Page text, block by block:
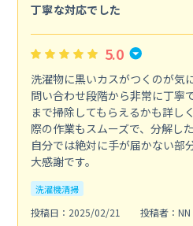
丁寧な対応でした
5.0
洗濯物に黒いカスがつくのが気
問い合わせ段階から非常に丁寧
まで掃除してもらえるかも詳し
際の作業もスムーズで、分解し
自分では絶対に手が届かない部
大感謝です。
洗濯機清掃
投稿日：2025/02/21
投稿者：NN